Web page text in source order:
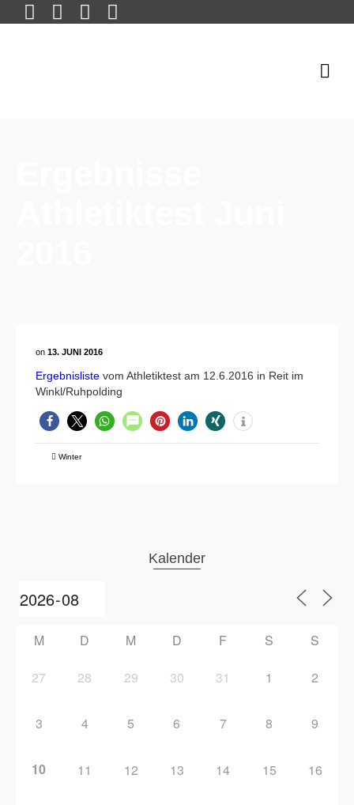
on 13. JUNI 2016
Ergebnisliste vom Athletiktest am 12.6.2016 in Reit im
Winkl/Ruhpolding
Winter
Kalender
M D M D F S S
27 28 29 30 31 1 2
3 4 5 6 7 8 9
10 11 12 13 14 15 16